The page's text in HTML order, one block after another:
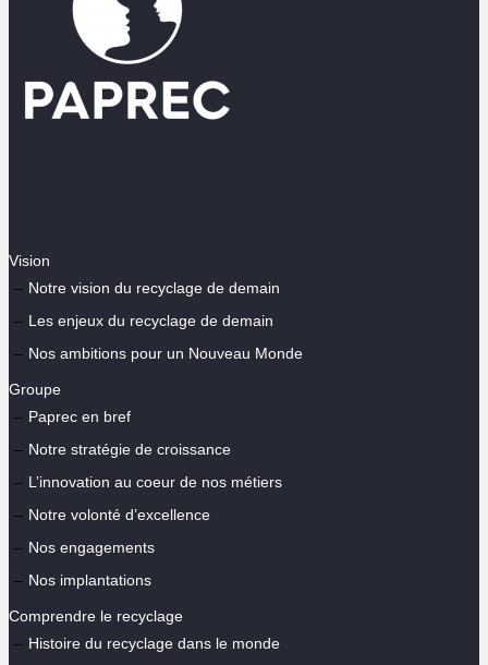
Vision
Notre vision du recyclage de demain
Les enjeux du recyclage de demain
Nos ambitions pour un Nouveau Monde
Groupe
Paprec en bref
Notre stratégie de croissance
L’innovation au coeur de nos métiers
Notre volonté d’excellence
Nos engagements
Nos implantations
Comprendre le recyclage
Histoire du recyclage dans le monde